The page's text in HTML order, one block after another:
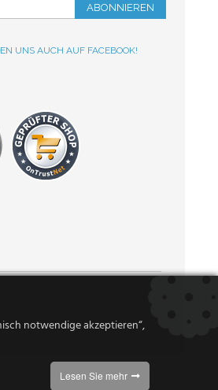
ABONNIEREN
UNS AUCH AUF FACEBOOK!
notwendige akzeptieren“,
Lesen Sie mehr